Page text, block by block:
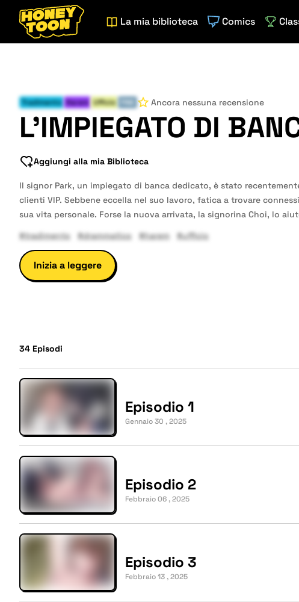
La mia biblioteca Comics
Tradimento Harem Ufficio Ancora nessuna recensione
L'IMPIEGATO DI
Aggiungi alla mia Biblioteca
Il signor Park, un impiegato di banca dedicato, è stato
clienti VIP. Sebbene eccella nel suo lavoro, fatica a trovare
sua vita personale. Forse la nuova arrivata, la signorina Choi, lo
#tradimento
#drammatico #harem #ufficio
Inizia a leggere
34 Episodi
Episodio 1
Gennaio 30 , 2025
Episodio 2
Febbraio 06 , 2025
Episodio 3
Febbraio 13 , 2025